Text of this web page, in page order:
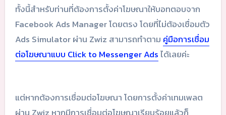
ทั้งนี้สำหรับท่านที่ต้องการตั้งค่าโฆษณาให้บอทตอบจาก
Facebook Ads Manager โดยตรง โดยที่ไม่ต้องเชื่อมตัว
Ads Simulator ผ่าน Zwiz สามารถทำตาม คู่มือการเชื่อม
ต่อโฆษณาแบบ Click to Messenger Adsได้เลยค่ะ
แต่หากต้องการเชื่อมต่อโฆษณา โดยการตั้งค่าเทมเพลต